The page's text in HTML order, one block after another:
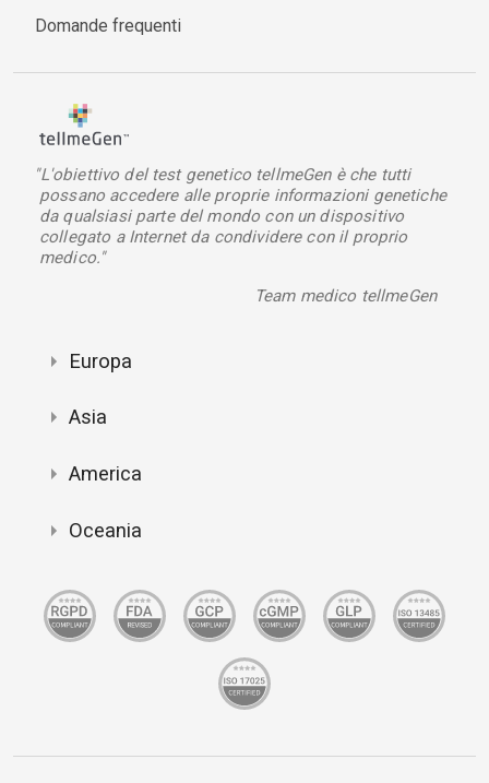
Domande frequenti
"L'obiettivo del test genetico tellmeGen è che tutti
possano accedere alle proprie informazioni genetiche
da qualsiasi parte del mondo con un dispositivo
collegato a Internet da condividere con il proprio
medico."
Team medico tellmeGen
Europa
Asia
America
Oceania